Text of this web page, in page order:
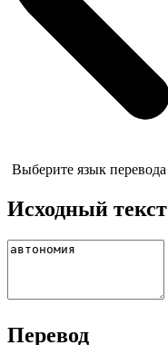
Выберите язык перевода
Исходный текст
Перевод